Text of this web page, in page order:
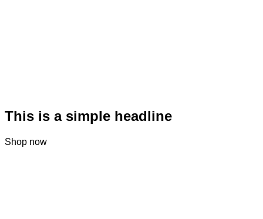
This is a simple headline
Shop now